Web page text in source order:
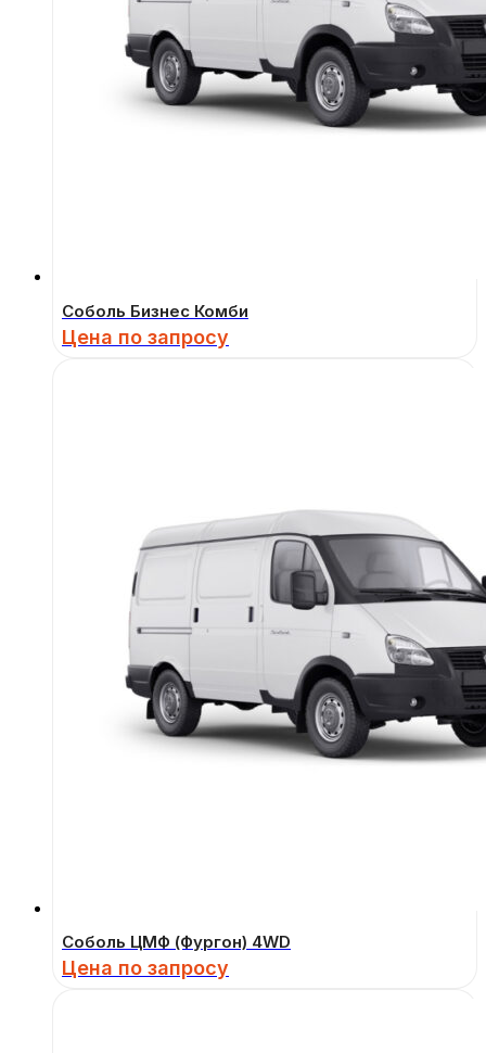
Соболь Бизнес Комби
Цена по запросу
Соболь ЦМФ (Фургон) 4WD
Цена по запросу